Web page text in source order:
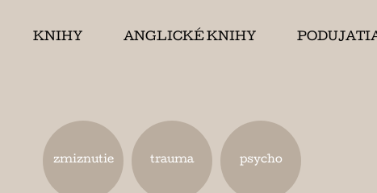
KNIHY ANGLICKÉ KNIHY
zmiznutie trauma psycho